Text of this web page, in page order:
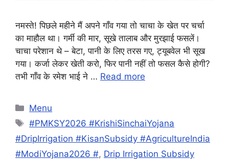
नमस्ते! पिछले महीने मैं अपने गाँव गया तो चाचा के खेत पर चर्चा
का माहौल था। गर्मी की मार, सूखे तालाब और मुरझाई फसलें।
चाचा परेशान थे – बेटा, पानी के लिए तरस गए, ट्यूबवेल भी सूख
गया। कर्जा लेकर खेती करो, फिर पानी नहीं तो फसल कैसे होगी?
तभी गाँव के रमेश भाई ने … Read more
Categories
Menu
Tags
#PMKSY2026 #KrishiSinchaiYojana
#DripIrrigation #KisanSubsidy #AgricultureIndia
#ModiYojana2026 #, Drip Irrigation Subsidy